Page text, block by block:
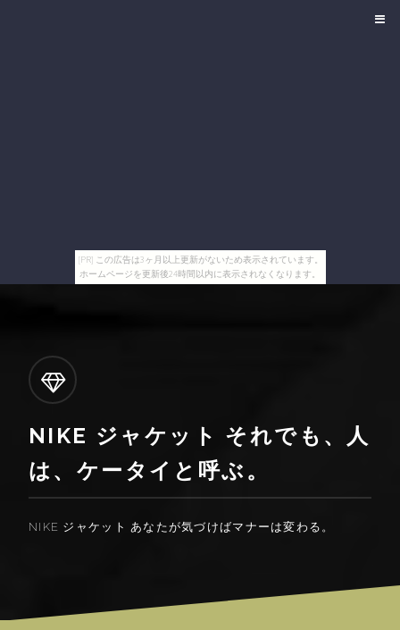
[PR] この広告は3ヶ月以上更新がないため表示されています。
ホームページを更新後24時間以内に表示されなくなります。
NIKE ジャケット それでも、人
は、ケータイと呼ぶ。
NIKE ジャケット あなたが気づけばマナーは変わる。